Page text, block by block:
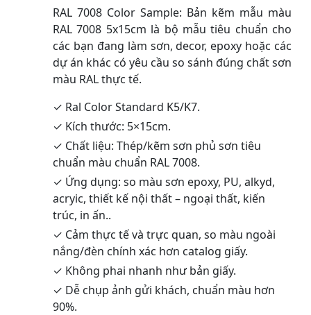
RAL 7008 Color Sample: Bản kẽm mẫu màu
RAL 7008 5x15cm là bộ mẫu tiêu chuẩn cho
các bạn đang làm sơn, decor, epoxy hoặc các
dự án khác có yêu cầu so sánh đúng chất sơn
màu RAL thực tế.
✓ Ral Color Standard K5/K7.
✓ Kích thước: 5×15cm.
✓ Chất liệu: Thép/kẽm sơn phủ sơn tiêu
chuẩn màu chuẩn RAL 7008.
✓ Ứng dụng: so màu sơn epoxy, PU, alkyd,
acryic, thiết kế nội thất – ngoại thất, kiến
trúc, in ấn..
✓ Cảm thực tế và trực quan, so màu ngoài
nắng/đèn chính xác hơn catalog giấy.
✓ Không phai nhanh như bản giấy.
✓ Dễ chụp ảnh gửi khách, chuẩn màu hơn
90%.